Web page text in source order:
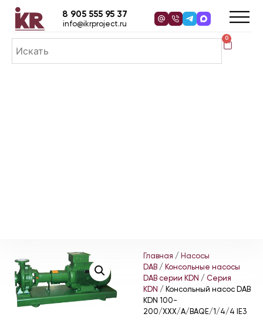
0
8 905 555 95 37
info@ikrproject.ru
Главная / Насосы
DAB / Консольные насосы
DAB серии KDN / Серия
KDN / Консольный насос DAB
KDN 100-
200/XXX/A/BAQE/1/4/4 IE3